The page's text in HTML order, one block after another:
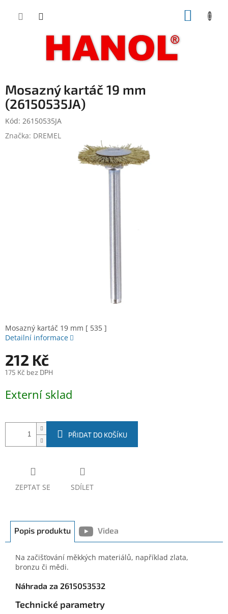
Mosazný kartáč 19 mm
(26150535JA)
Kód: 26150535JA
Značka: DREMEL
Mosazný kartáč 19 mm [ 535 ]
Detailní informace
212 Kč
175 Kč bez DPH
cena:
Externí sklad
PŘIDAT DO KOŠÍKU
ZEPTAT SE SDÍLET
Popis produktu Videa
Na začišťování měkkých materiálů, například zlata,
bronzu či mědi.
Náhrada za 2615053532
Technické parametry